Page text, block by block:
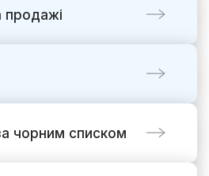
продажі
чорним списком